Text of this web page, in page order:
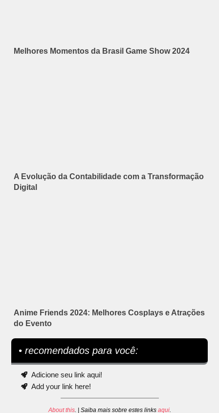
Melhores Momentos da Brasil Game Show 2024
A Evolução da Contabilidade com a Transformação
Digital
Anime Friends 2024: Melhores Cosplays e Atrações
do Evento
• recomendados para você:
Adicione seu link aqui!
Add your link here!
About this. | Saiba mais sobre estes links aqui.